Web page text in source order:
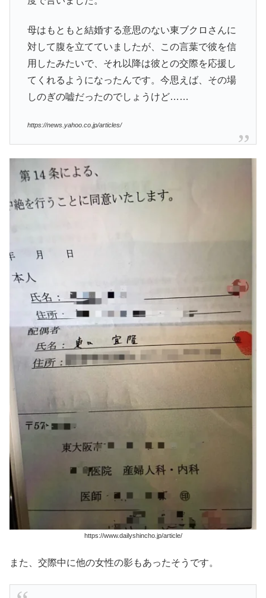
母はもともと結婚する意思のない東ブクロさんに
対して腹を立てていましたが、この言葉で彼を信
用したみたいで、それ以降は彼との交際を応援し
てくれるようになったんです。今思えば、その場
しのぎの嘘だったのでしょうけど……
https://news.yahoo.co.jp/articles/
https://www.dailyshincho.jp/article/
また、交際中に他の女性の影もあったそうです。